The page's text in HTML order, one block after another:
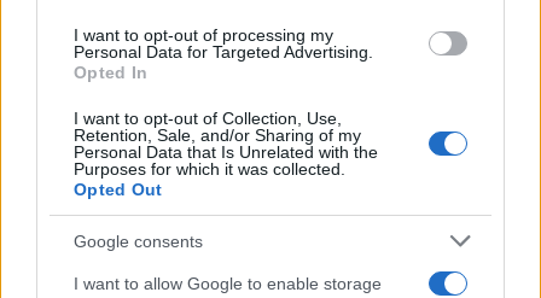
I want to opt-out of processing my
Personal Data for Targeted Advertising.
Opted In
I want to opt-out of Collection, Use,
Retention, Sale, and/or Sharing of my
Personal Data that Is Unrelated with the
Purposes for which it was collected.
Opted Out
Google consents
I want to allow Google to enable storage